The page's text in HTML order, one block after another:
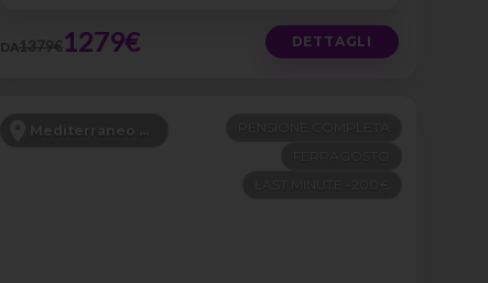
DA1379€1279€ DETTAGLI
Mediterraneo Orientale